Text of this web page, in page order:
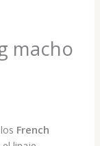
macho
French